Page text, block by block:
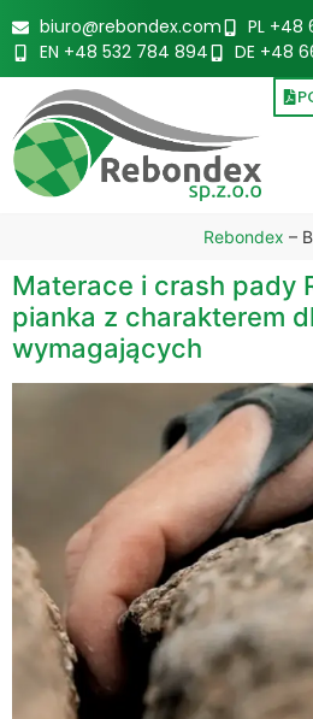
biuro@rebondex.com
PL +48
EN +48 532 784 894
DE +48
Rebondex –
Materace i crash pady
pianka z charakterem
wymagających